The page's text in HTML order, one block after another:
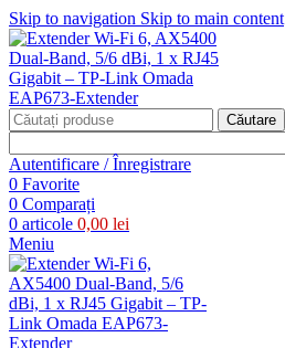
Skip to navigation Skip to main content
Căutare
Autentificare / Înregistrare
0 Favorite
0 Comparați
0 articole 0,00 lei
Meniu